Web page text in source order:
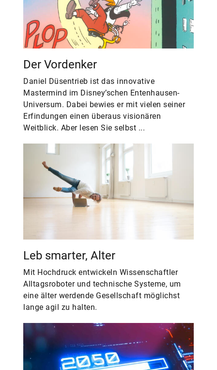
Der Vordenker
Daniel Düsentrieb ist das innovative
Mastermind im Disney’schen Entenhausen-
Universum. Dabei bewies er mit vielen seiner
Erfindungen einen überaus visionären
Weitblick. Aber lesen Sie selbst ...
Leb smarter, Alter
Mit Hochdruck entwickeln Wissenschaftler
Alltagsroboter und technische Systeme, um
eine älter werdende Gesellschaft möglichst
lange agil zu halten.